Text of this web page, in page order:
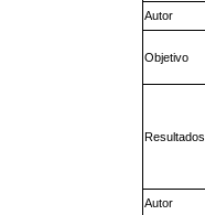
Autor
Objetivo
Resultados
Autor